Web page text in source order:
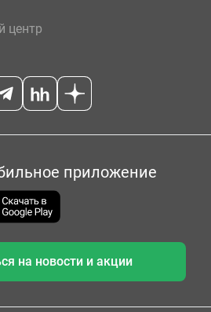
центр
приложение
на новости и акции